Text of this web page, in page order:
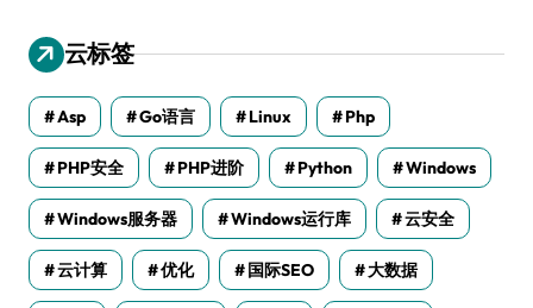
云标签
Asp Go语言 Linux Php
PHP安全 PHP进阶 Python Windows
Windows服务器 Windows运行库 云安全
云计算 优化 国际SEO 大数据